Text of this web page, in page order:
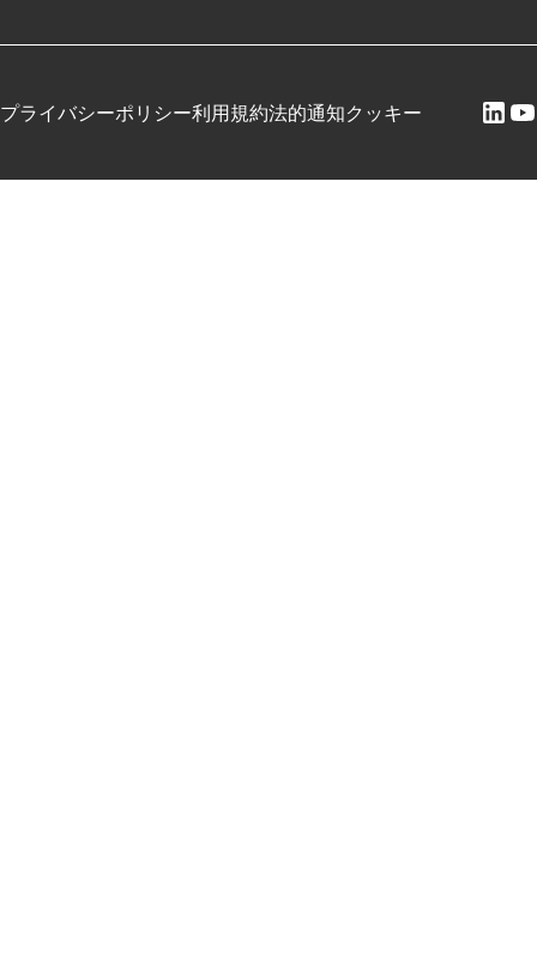
プライバシーポリシー利用規約法的通知クッキー